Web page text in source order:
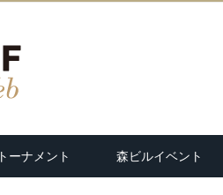
トーナメント 森ビルイベント